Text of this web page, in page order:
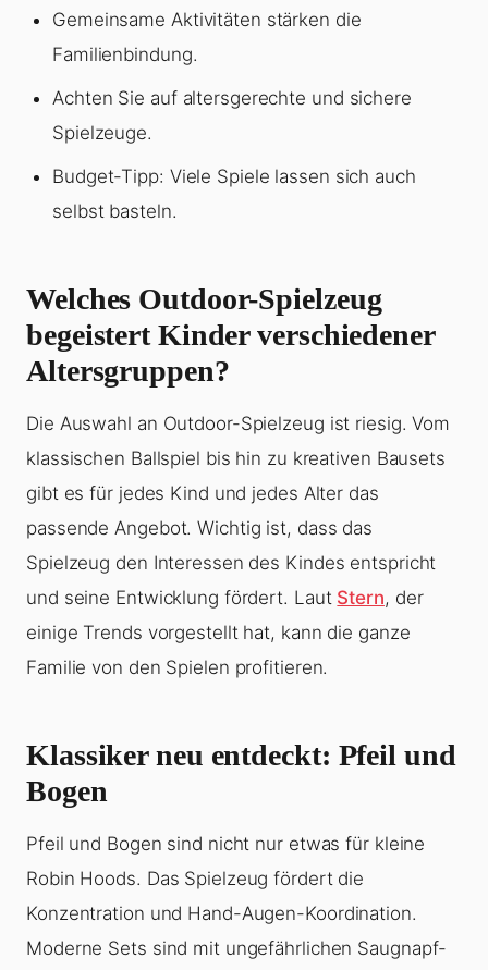
Gemeinsame Aktivitäten stärken die
Familienbindung.
Achten Sie auf altersgerechte und sichere
Spielzeuge.
Budget-Tipp: Viele Spiele lassen sich auch
selbst basteln.
Welches Outdoor-Spielzeug
begeistert Kinder verschiedener
Altersgruppen?
Die Auswahl an Outdoor-Spielzeug ist riesig. Vom
klassischen Ballspiel bis hin zu kreativen Bausets
gibt es für jedes Kind und jedes Alter das
passende Angebot. Wichtig ist, dass das
Spielzeug den Interessen des Kindes entspricht
und seine Entwicklung fördert. Laut Stern, der
einige Trends vorgestellt hat, kann die ganze
Familie von den Spielen profitieren.
Klassiker neu entdeckt: Pfeil und
Bogen
Pfeil und Bogen sind nicht nur etwas für kleine
Robin Hoods. Das Spielzeug fördert die
Konzentration und Hand-Augen-Koordination.
Moderne Sets sind mit ungefährlichen Saugnapf-